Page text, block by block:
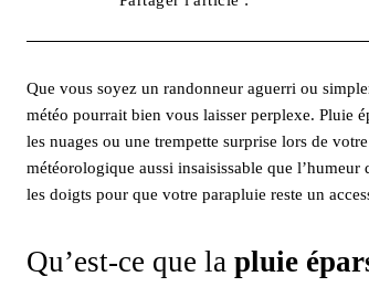
Que vous soyez un randonneur aguerri ou
météo pourrait bien vous laisser perplexe. Pluie
les nuages ou une trempette surprise lors de
météorologique aussi insaisissable que
les doigts pour que votre parapluie reste un
Qu’est-ce que la pluie